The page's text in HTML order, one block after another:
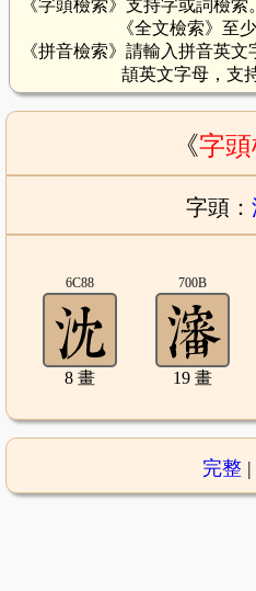
《字頭檢索》支持字或詞檢
《全文檢索》至
《拼音檢索》請輸入拼音英
頡英文字母，支
《字
字頭：
6C88
8 畫
700B
19 畫
完整|